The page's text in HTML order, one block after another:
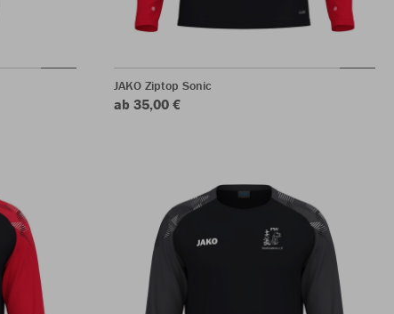
JAKO Ziptop Sonic
ab 35,00 €